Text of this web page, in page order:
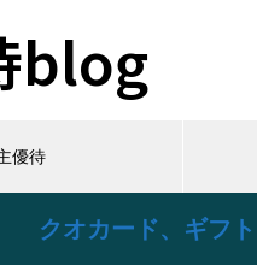
blog
優待
クオカード、ギフ